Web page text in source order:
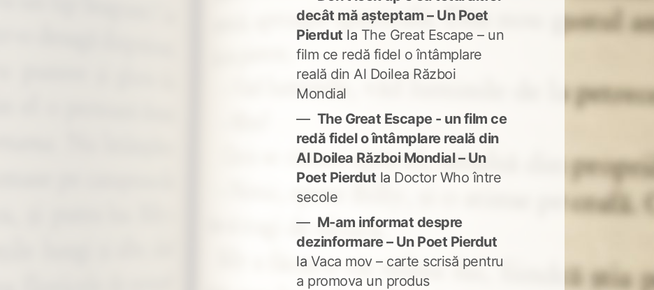
decât mă așteptam – Un Poet
Pierdut la The Great Escape – un
film ce redă fidel o întâmplare
reală din Al Doilea Război
Mondial
The Great Escape - un film ce
redă fidel o întâmplare reală din
Al Doilea Război Mondial – Un
Poet Pierdut la Doctor Who între
secole
M-am informat despre
dezinformare – Un Poet Pierdut
la Vaca mov – carte scrisă pentru
a promova un produs